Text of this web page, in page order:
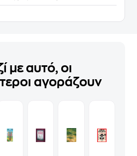
με αυτό, οι
αγοράζουν